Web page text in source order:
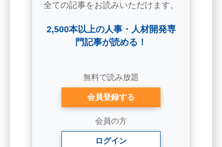
全ての記事をお読みいただけます。
2,500本以上の人事・人材開発専
門記事が読める！
無料で読み放題
会員登録する
会員の方
ログイン